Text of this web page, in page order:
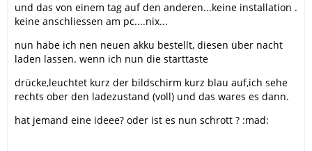
und das von einem tag auf den anderen...keine installation .
keine anschliessen am pc....nix...
nun habe ich nen neuen akku bestellt, diesen über nacht
laden lassen. wenn ich nun die starttaste
drücke,leuchtet kurz der bildschirm kurz blau auf,ich sehe
rechts ober den ladezustand (voll) und das wares es dann.
hat jemand eine ideee? oder ist es nun schrott ? :mad: